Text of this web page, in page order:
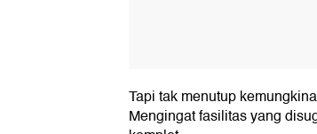
Tapi tak menutup
Mengingat fasilitas yang